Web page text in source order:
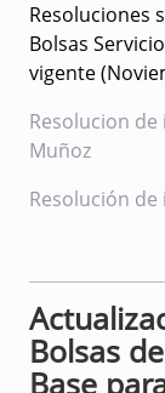
Resoluciones
Bolsas
vigente
Resolucion de
Muñoz
Resolución
Bolsas
Base